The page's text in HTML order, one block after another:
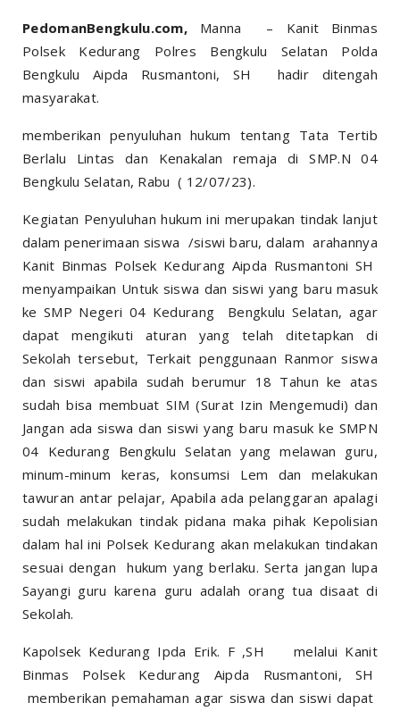
PedomanBengkulu.com, Manna – Kanit Binmas
Polsek Kedurang Polres Bengkulu Selatan Polda
Bengkulu Aipda Rusmantoni, SH hadir ditengah
masyarakat.
memberikan penyuluhan hukum tentang Tata Tertib
Berlalu Lintas dan Kenakalan remaja di SMP.N 04
Bengkulu Selatan, Rabu ( 12/07/23).
Kegiatan Penyuluhan hukum ini merupakan tindak lanjut
dalam penerimaan siswa /siswi baru, dalam arahannya
Kanit Binmas Polsek Kedurang Aipda Rusmantoni SH
menyampaikan Untuk siswa dan siswi yang baru masuk
ke SMP Negeri 04 Kedurang Bengkulu Selatan, agar
dapat mengikuti aturan yang telah ditetapkan di
Sekolah tersebut, Terkait penggunaan Ranmor siswa
dan siswi apabila sudah berumur 18 Tahun ke atas
sudah bisa membuat SIM (Surat Izin Mengemudi) dan
Jangan ada siswa dan siswi yang baru masuk ke SMPN
04 Kedurang Bengkulu Selatan yang melawan guru,
minum-minum keras, konsumsi Lem dan melakukan
tawuran antar pelajar, Apabila ada pelanggaran apalagi
sudah melakukan tindak pidana maka pihak Kepolisian
dalam hal ini Polsek Kedurang akan melakukan tindakan
sesuai dengan hukum yang berlaku. Serta jangan lupa
Sayangi guru karena guru adalah orang tua disaat di
Sekolah.
Kapolsek Kedurang Ipda Erik. F ,SH melalui Kanit
Binmas Polsek Kedurang Aipda Rusmantoni, SH
memberikan pemahaman agar siswa dan siswi dapat